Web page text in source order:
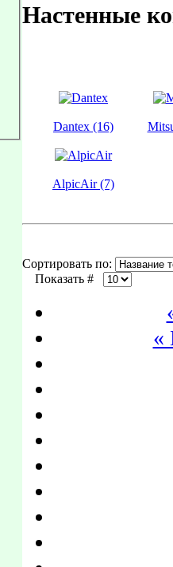
Настенные
Dantex (16)
AlpicAir (7)
Сортировать по:
Показать #
«